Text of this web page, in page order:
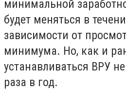
минимальной
будет меняться в
зависимости от
минимума. Но, как и
устанавливаться ВРУ
раза в год.